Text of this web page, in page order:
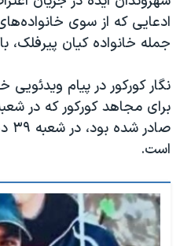
ادعایی که از سوی
جمله خانواده کیان پیرفلک،
نگار کورکور در پیام
برای مجاهد کورکور که در
است.